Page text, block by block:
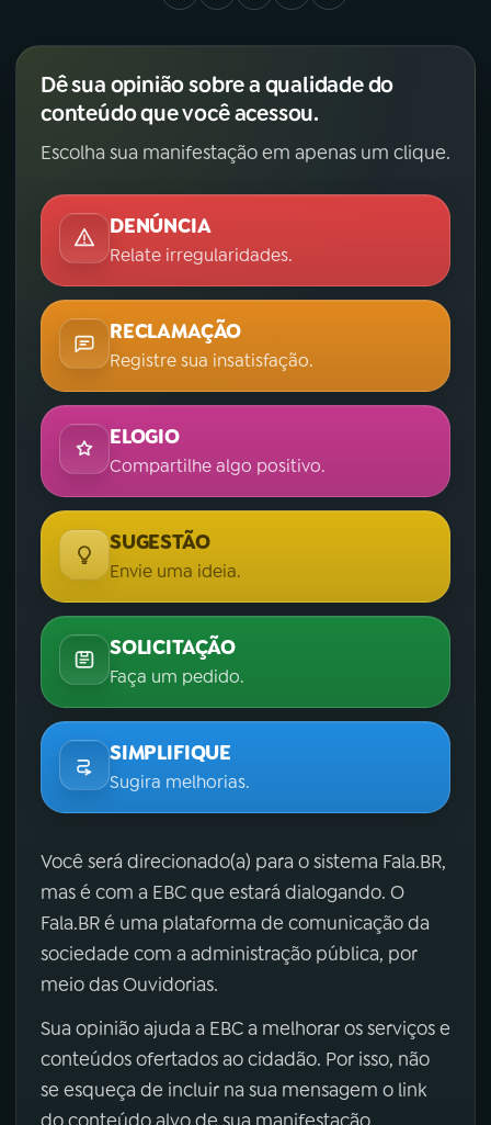
Dê sua opinião sobre a qualidade do
conteúdo que você acessou.
Escolha sua manifestação em apenas um clique.
DENÚNCIA
Relate irregularidades.
RECLAMAÇÃO
Registre sua insatisfação.
ELOGIO
Compartilhe algo positivo.
SUGESTÃO
Envie uma ideia.
SOLICITAÇÃO
Faça um pedido.
SIMPLIFIQUE
Sugira melhorias.
Você será direcionado(a) para o sistema Fala.BR,
mas é com a EBC que estará dialogando. O
Fala.BR é uma plataforma de comunicação da
sociedade com a administração pública, por
meio das Ouvidorias.
Sua opinião ajuda a EBC a melhorar os serviços e
conteúdos ofertados ao cidadão. Por isso, não
se esqueça de incluir na sua mensagem o link